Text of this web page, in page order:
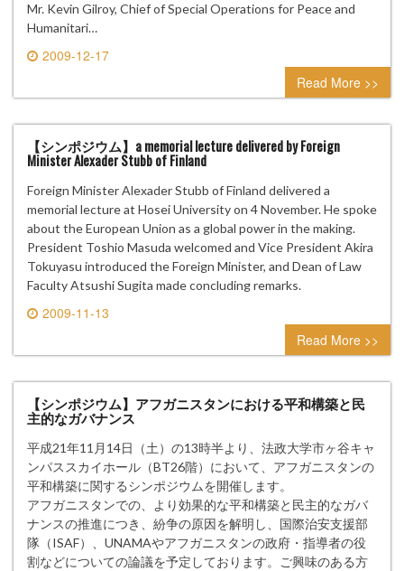
Mr. Kevin Gilroy, Chief of Special Operations for Peace and
Humanitari…
2009-12-17
0 comment
Read More >>
【シンポジウム】a memorial lecture delivered by Foreign
Minister Alexader Stubb of Finland
Foreign Minister Alexader Stubb of Finland delivered a
memorial lecture at Hosei University on 4 November. He spoke
about the European Union as a global power in the making.
President Toshio Masuda welcomed and Vice President Akira
Tokuyasu introduced the Foreign Minister, and Dean of Law
Faculty Atsushi Sugita made concluding remarks.
2009-11-13
0 comment
Read More >>
【シンポジウム】アフガニスタンにおける平和構築と民
主的なガバナンス
平成21年11月14日（土）の13時半より、法政大学市ヶ谷キャ
ンパススカイホール（BT26階）において、アフガニスタンの
平和構築に関するシンポジウムを開催します。
アフガニスタンでの、より効果的な平和構築と民主的なガバ
ナンスの推進につき、紛争の原因を解明し、国際治安支援部
隊（ISAF）、UNAMAやアフガニスタンの政府・指導者の役
割などについての論議を予定しております。ご興味のある方